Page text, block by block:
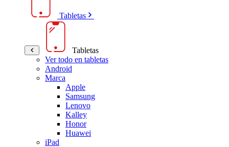
Tabletas
Tabletas
Ver todo en tabletas
Android
Marca
Apple
Samsung
Lenovo
Kalley
Honor
Huawei
iPad